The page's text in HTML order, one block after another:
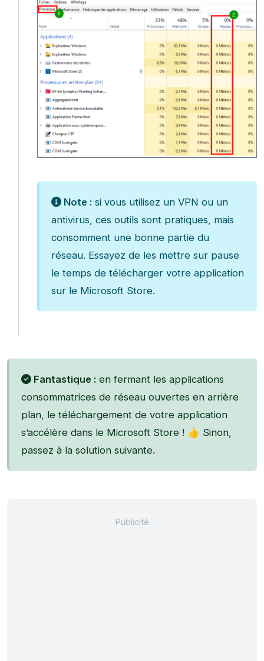
Note :si vous utilisez un VPN ou un
antivirus, ces outils sont pratiques, mais
consomment une bonne partie du
réseau. Essayez de les mettre sur pause
le temps de télécharger votre application
sur le Microsoft Store.
Fantastique : en fermant les applications
consommatrices de réseau ouvertes en arrière
plan, le téléchargement de votre application
s’accélère dans le Microsoft Store ! 👍 Sinon,
passez à la solution suivante.